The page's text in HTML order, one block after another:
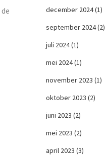
december 2024(1)
september 2024(2)
juli 2024(1)
mei 2024(1)
november 2023 (1)
oktober 2023 (2)
juni 2023 (2)
mei 2023 (2)
april 2023 (3)